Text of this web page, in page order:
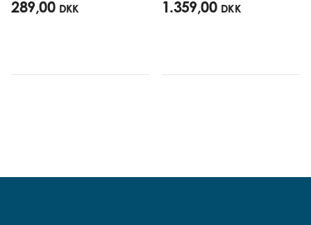
289,00 DKK 1.359,00 DKK